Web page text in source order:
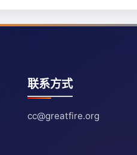
联系方式
cc@greatfire.org